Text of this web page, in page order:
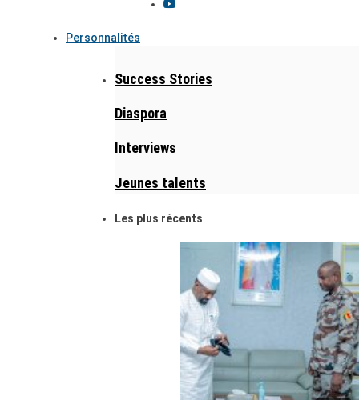
Personnalités
Success Stories
Diaspora
Interviews
Jeunes talents
Les plus récents